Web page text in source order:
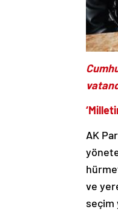
AK
ve
seçim